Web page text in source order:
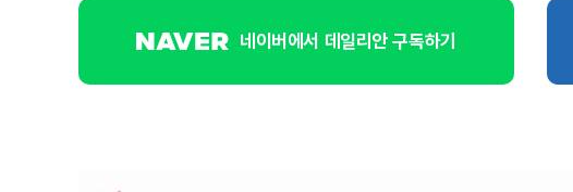
네이버에서 데일리안 구독하기